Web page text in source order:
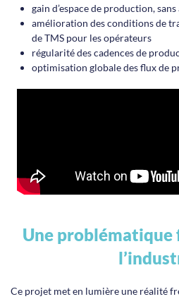
gain d’espace de production,
amélioration des conditions de
de TMS pour les opérateurs
régularité des cadences de
optimisation globale des flux de
Une problématique
Ce projet met en lumière une réalité